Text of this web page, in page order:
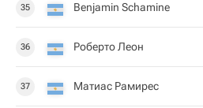
35 Benjamin Schamine
36 Роберто Леон
37 Матиас Рамирес